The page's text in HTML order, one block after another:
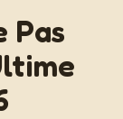
Pas